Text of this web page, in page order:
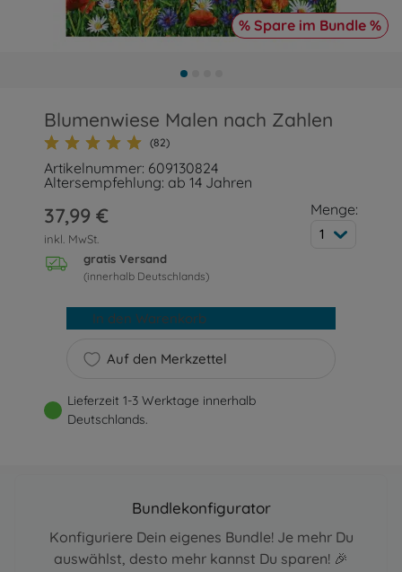
% Spare im Bundle %
Blumenwiese Malen nach Zahlen
(82)
Artikelnummer: 609130824
Altersempfehlung: ab 14 Jahren
37,99 €
inkl. MwSt.
gratis Versand
(innerhalb Deutschlands)
Menge:
1
Auf den Merkzettel
In den Warenkorb
Lieferzeit 1-3 Werktage innerhalb
Deutschlands.
Bundlekonfigurator
Konfiguriere Dein eigenes Bundle! Je mehr Du
auswählst, desto mehr kannst Du sparen! 🎉